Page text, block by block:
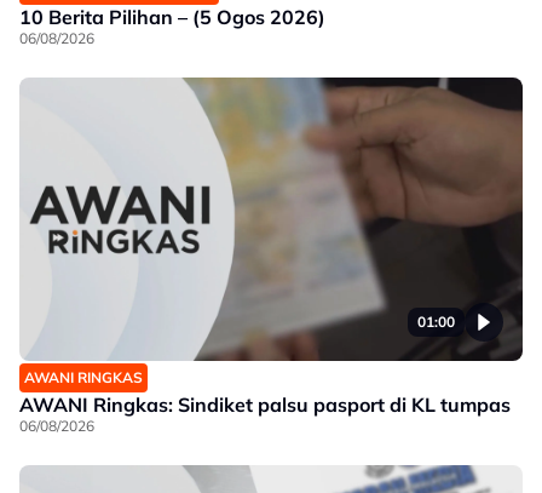
10 Berita Pilihan – (5 Ogos 2026)
06/08/2026
01:00
AWANI RINGKAS
AWANI Ringkas: Sindiket palsu pasport di KL tumpas
06/08/2026